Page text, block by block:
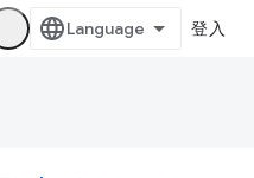
登入